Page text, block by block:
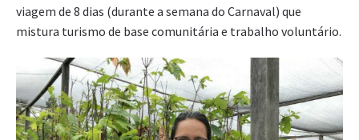
viagem de 8 dias (durante a semana do Carnaval) que
mistura turismo de base comunitária e trabalho voluntário.